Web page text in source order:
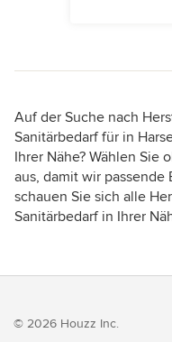
Auf der Suche nach
Sanitärbedarf für in
Ihrer Nähe? Wählen Sie
aus, damit wir
schauen Sie sich alle
Sanitärbedarf in Ihrer
© 2026 Houzz Inc.